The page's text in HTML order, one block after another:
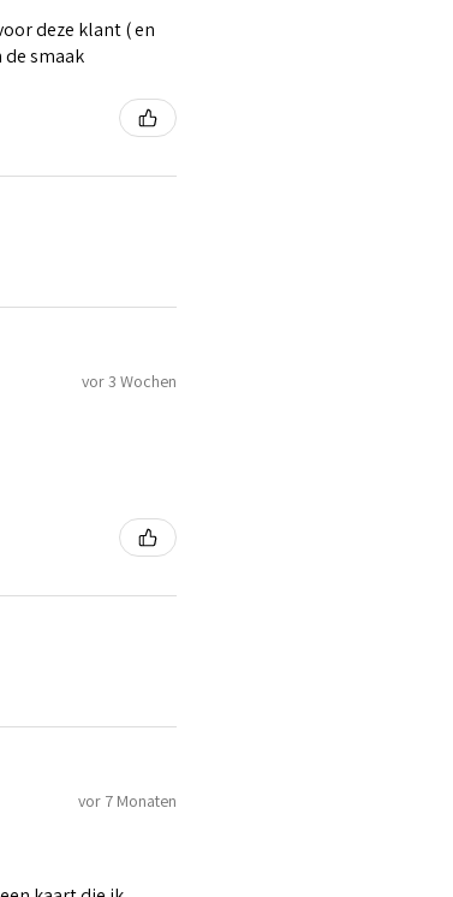
deze klant ( en
smaak
vor 3 Wochen
vor 7 Monaten